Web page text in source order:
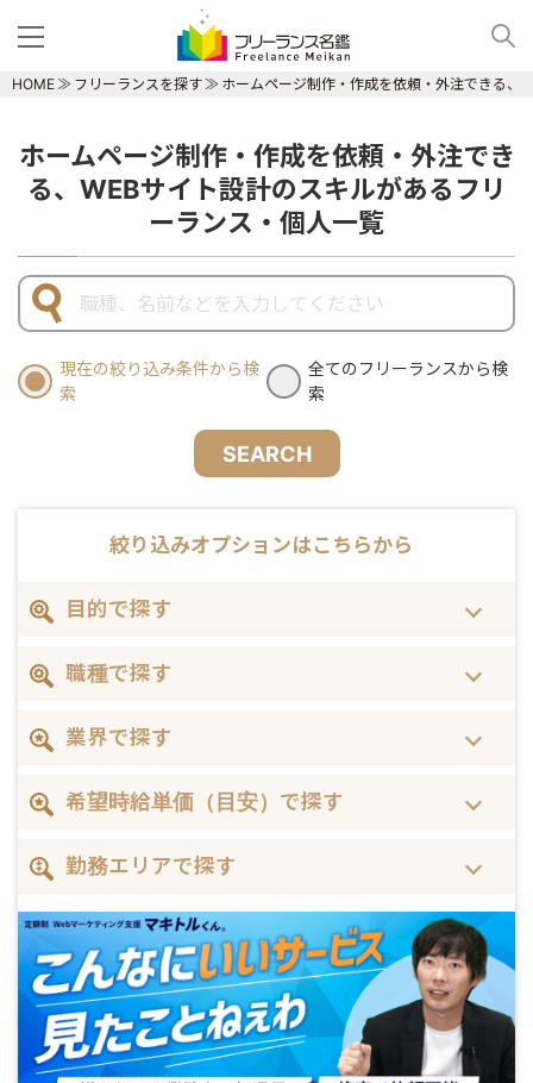
HOME フリーランスを探す ホームページ制作・作成を依頼・外注できる、
ホームページ制作・作成を依頼・外注でき
る、WEBサイト設計のスキルがあるフリ
ーランス・個人一覧
現在の絞り込み条件から検
索
全てのフリーランスから検
索
SEARCH
絞り込みオプションはこちらから
目的で探す
職種で探す
業界で探す
希望時給単価（目安）で探す
勤務エリアで探す